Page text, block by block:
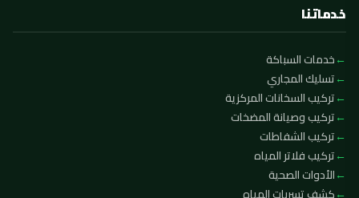
خدماتنا
خدمات السباكة
تسليك المجاري
تركيب السخانات المركزية
تركيب وصيانة المضخات
تركيب الشفاطات
تركيب فلاتر المياه
الأدوات الصحية